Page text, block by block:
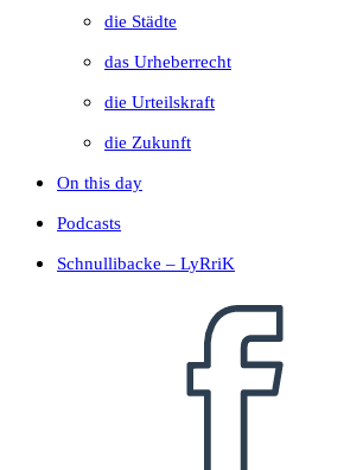
die Städte
das Urheberrecht
die Urteilskraft
die Zukunft
On this day
Podcasts
Schnullibacke – LyRriK